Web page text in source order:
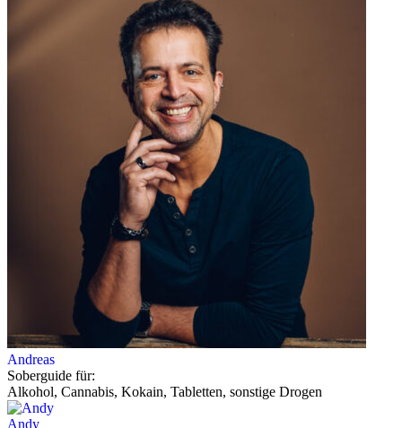
Andreas
Soberguide für:
Alkohol, Cannabis, Kokain, Tabletten, sonstige Drogen
Andy